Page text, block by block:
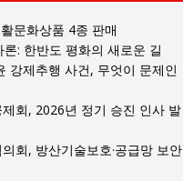
문화상품 4종 판매
: 한반도 평화의 새로운 길
강제추행 사건, 무엇이 문제인
회, 2026년 정기 승진 인사 발
회, 방산기술보호·공급망 보안